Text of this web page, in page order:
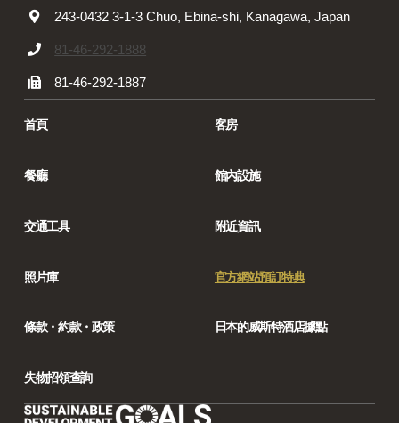
243-0432 3-1-3 Chuo, Ebina-shi, Kanagawa, Japan
81-46-292-1888
81-46-292-1887
首頁 客房
餐廳 館內設施
交通工具 附近資訊
照片庫 官方網站預訂特典
條款・約款・政策 日本的威斯特酒店據點
失物招領查詢